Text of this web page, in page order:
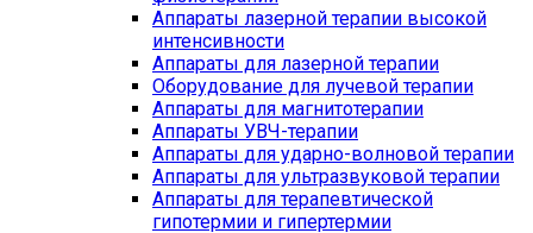
Аппараты лазерной терапии высокой
интенсивности
Аппараты для лазерной терапии
Оборудование для лучевой терапии
Аппараты для магнитотерапии
Аппараты УВЧ-терапии
Аппараты для ударно-волновой терапии
Аппараты для ультразвуковой терапии
Аппараты для терапевтической
гипотермии и гипертермии